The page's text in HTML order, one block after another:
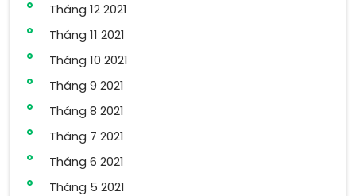
Tháng 12 2021
Tháng 11 2021
Tháng 10 2021
Tháng 9 2021
Tháng 8 2021
Tháng 7 2021
Tháng 6 2021
Tháng 5 2021